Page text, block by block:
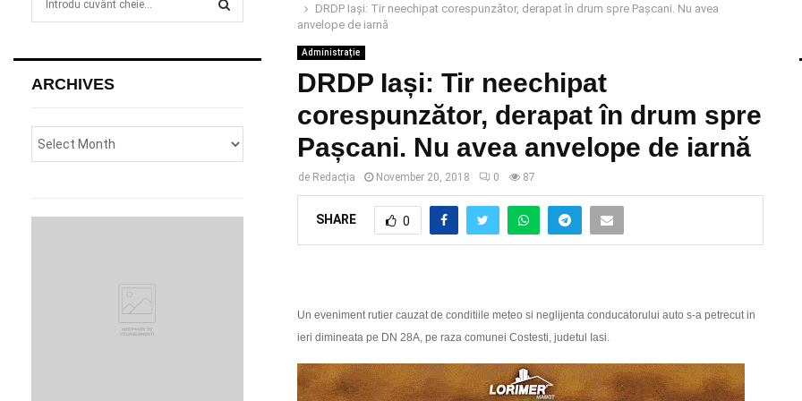
DRDP Iași: Tir neechipat corespunzător, derapat în drum spre Pașcani. Nu avea
anvelope de iarnă
Administrație
DRDP Iași: Tir neechipat
corespunzător, derapat în drum spre
Pașcani. Nu avea anvelope de iarnă
de Redacția November 20, 2018 0 87
SHARE 0
Un eveniment rutier cauzat de conditiile meteo si neglijenta conducatorului auto s-a petrecut in
ieri dimineata pe DN 28A, pe raza comunei Costesti, judetul Iasi.
h
o
:
H
ARCHIVES